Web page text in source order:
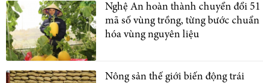
Nghệ An hoàn thành chuyển đổi 51
mã số vùng trồng, từng bước chuẩn
hóa vùng nguyên liệu
Nông sản thế giới biến động trái